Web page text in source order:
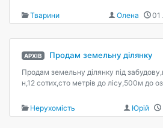
Тварини 01
Олена
АРХІВ Продам земельну дiлянку
Продам земельну дiлянку пiд
н,12 сотих,сто метрiв до лiсу,500м до
Нерухомість Юрiй